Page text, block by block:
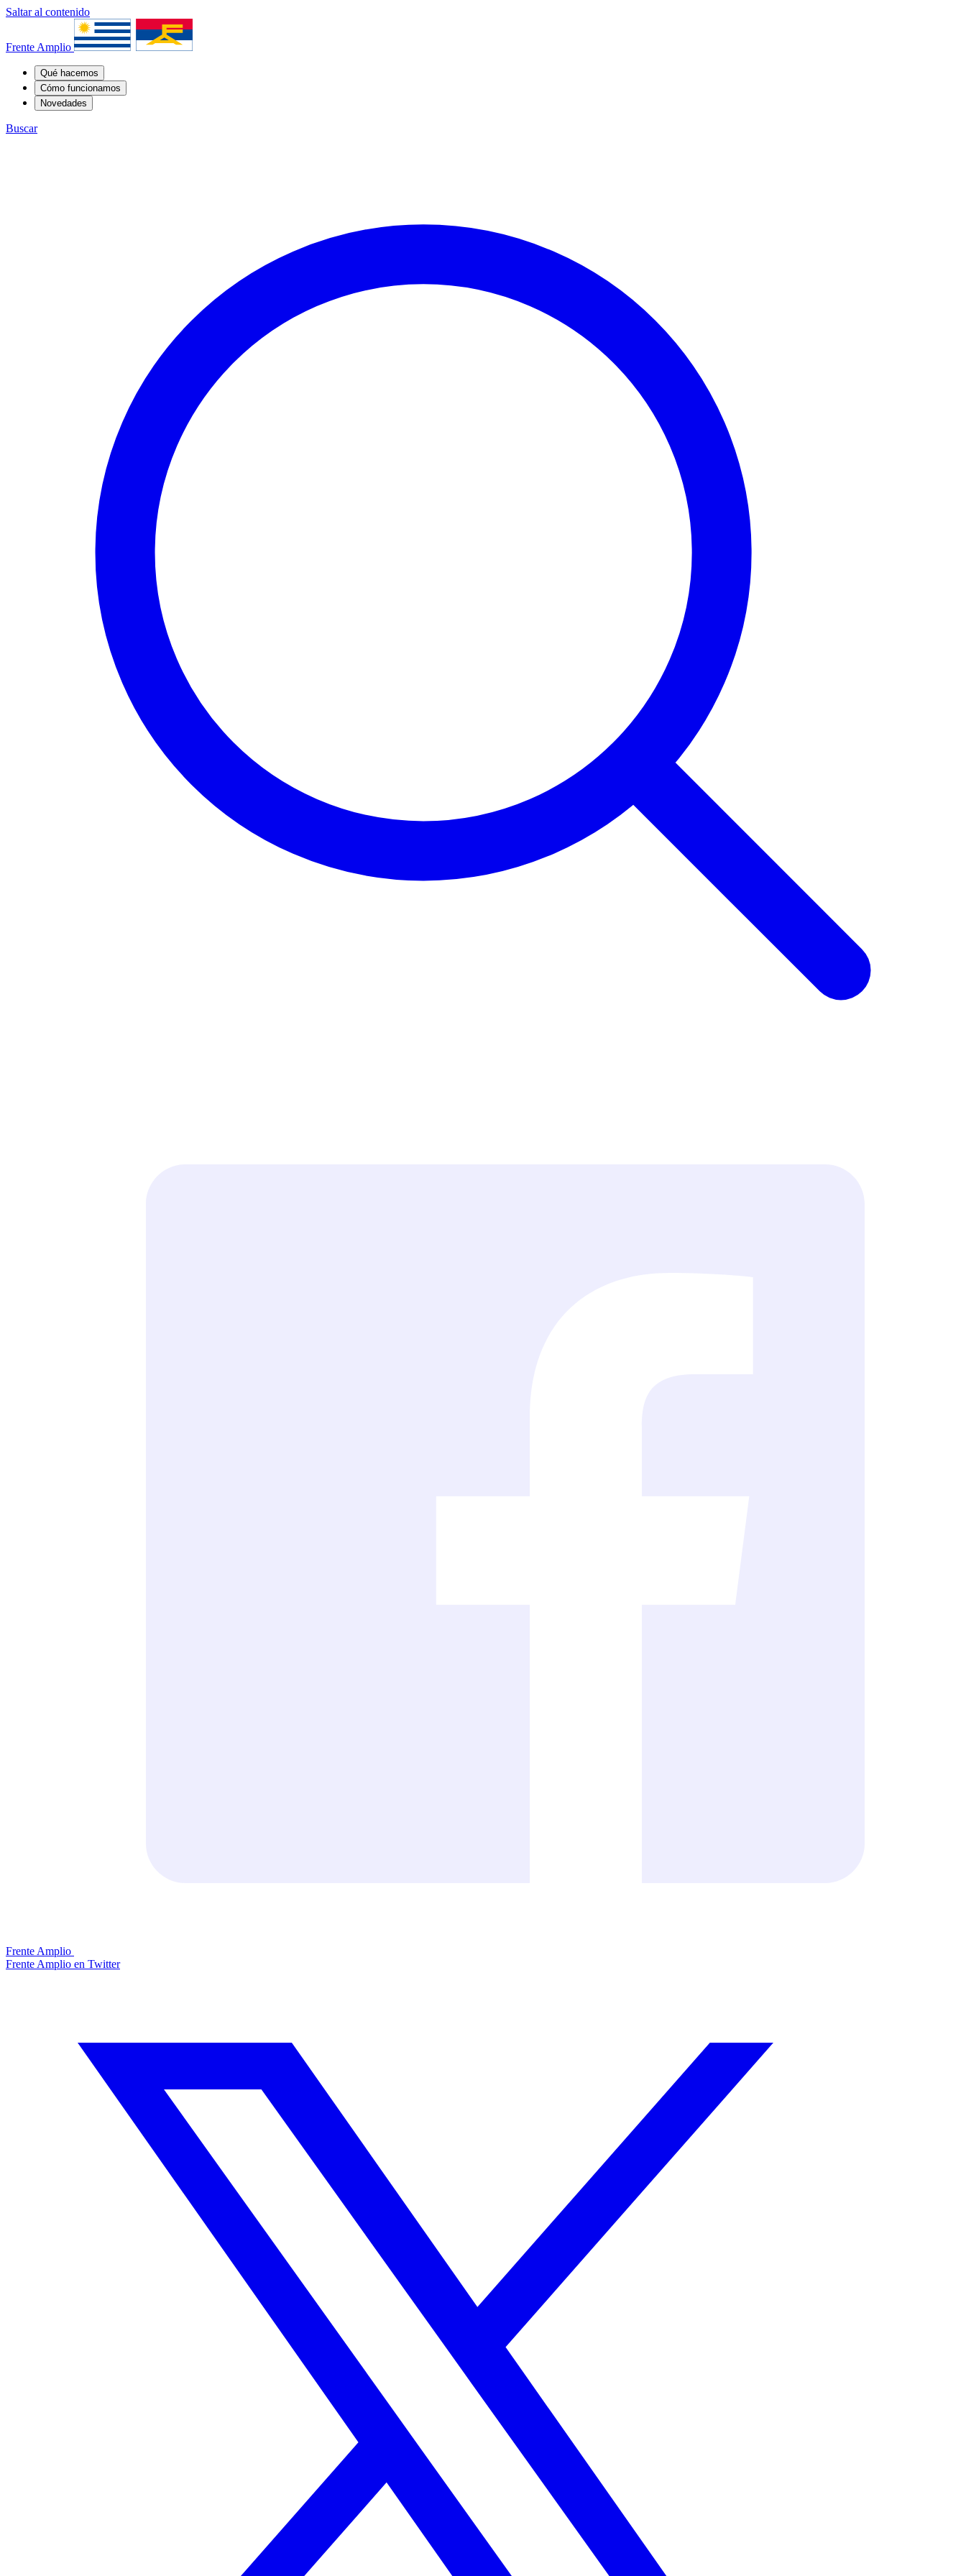
Saltar al contenido
Frente Amplio
Qué hacemos
Cómo funcionamos
Novedades
Buscar
Frente Amplio
Frente Amplio en Twitter